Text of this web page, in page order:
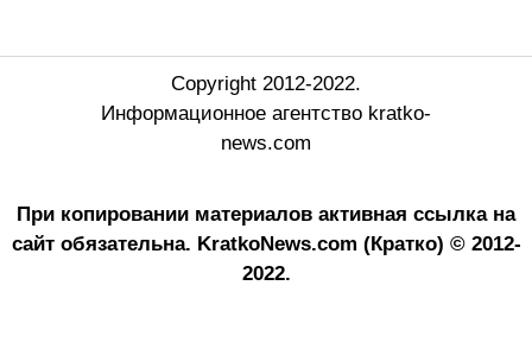
Copyright 2012-2022.
Информационное агентство kratko-
news.com
При копировании материалов активная ссылка на
сайт обязательна. KratkoNews.com (Кратко) © 2012-
2022.